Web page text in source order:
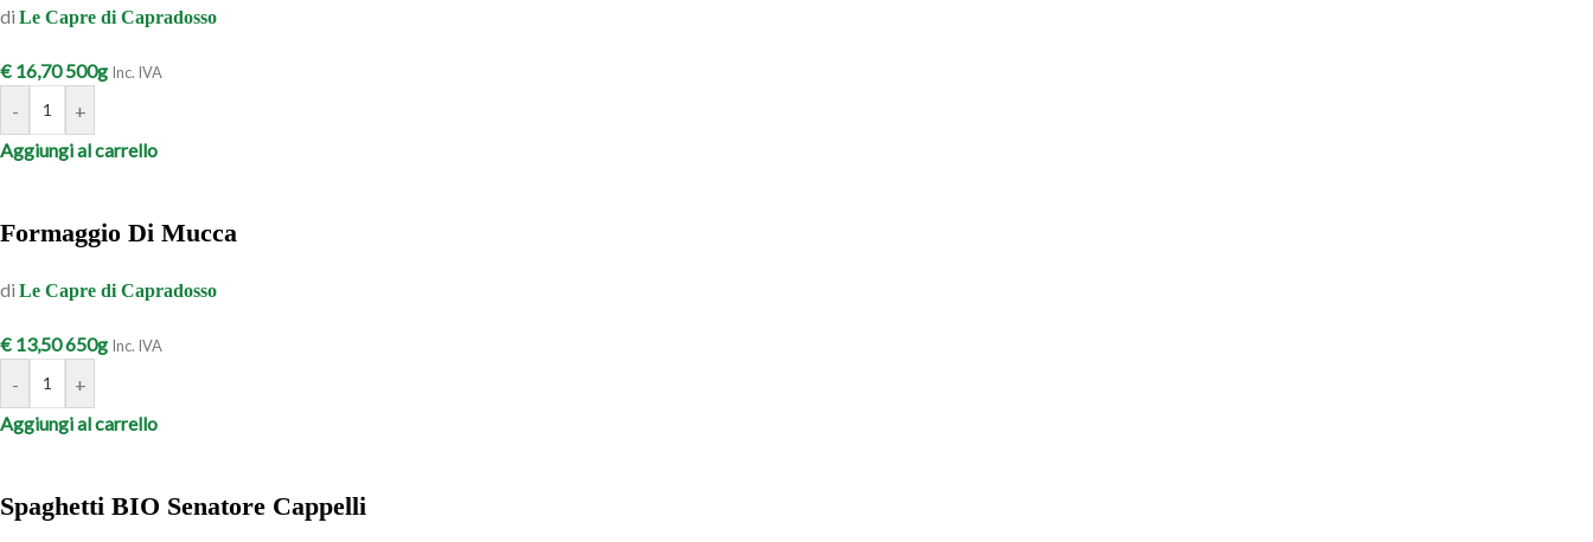
di Le Capre di Capradosso
€ 16,70500g Inc. IVA
-
+
Aggiungi al carrello
Formaggio Di Mucca
di Le Capre di Capradosso
€ 13,50650g Inc. IVA
-
+
Aggiungi al carrello
Spaghetti BIO Senatore Cappelli